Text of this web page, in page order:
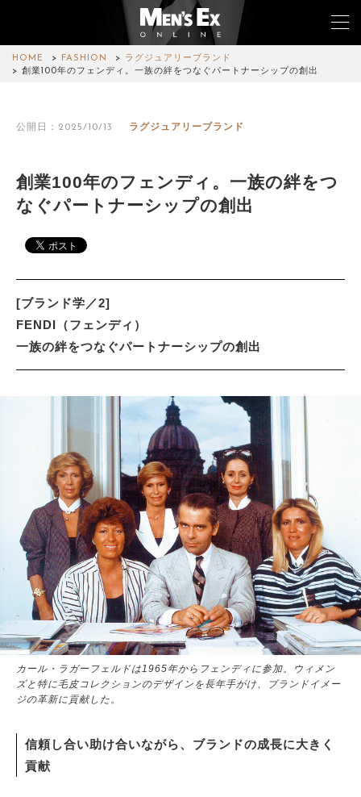
HOME FASHION
ラグジュアリーブランド
創業100年のフェンディ。一族の絆をつなぐパートナーシップの創出
公開日：2025/10/13 ラグジュアリーブランド
創業100年のフェンディ。一族の絆をつ
なぐパートナーシップの創出
[ブランド学／2]
FENDI（フェンディ）
一族の絆をつなぐパートナーシップの創出
カール・ラガーフェルドは1965年からフェンディに参加。ウィメン
ズと特に毛皮コレクションのデザインを長年手がけ、ブランドイメー
ジの革新に貢献した。
信頼し合い助け合いながら、ブランドの成長に大きく
貢献
WATCH
CAR&BIKE
LIFESTYLE
MAGAZINE
サイトマップ